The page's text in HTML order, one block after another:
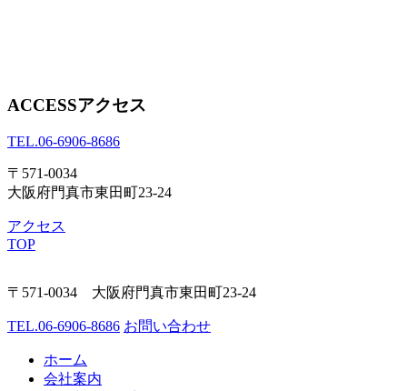
ACCESSアクセス
TEL.06-6906-8686
〒571-0034
大阪府門真市東田町23-24
アクセス
TOP
〒571-0034 大阪府門真市東田町23-24
TEL.06-6906-8686 お問い合わせ
ホーム
会社案内